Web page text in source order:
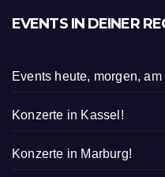
EVENTS IN DEINER
Events heute, morgen,
Konzerte in Kassel!
Konzerte in Marburg!